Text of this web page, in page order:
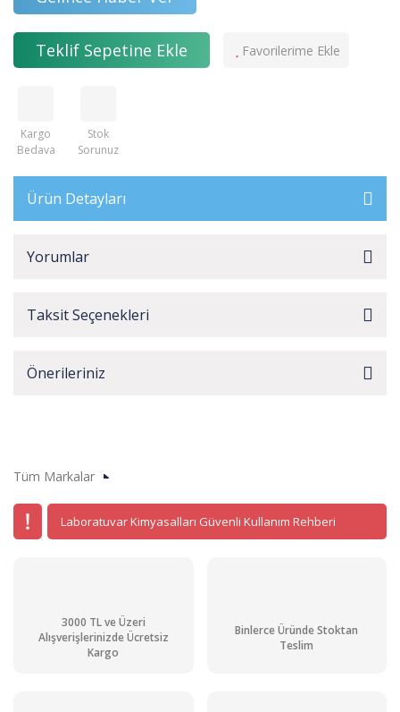
Teklif Sepetine Ekle
Kargo
Bedava
Stok
Sorunuz
Ürün Detayları
Yorumlar
Taksit Seçenekleri
Önerileriniz
Tüm Markalar
Laboratuvar Kimyasalları Güvenli Kullanım Rehberi
3000 TL ve Üzeri
Alışverişlerinizde Ücretsiz
Kargo
Binlerce Üründe Stoktan
Teslim